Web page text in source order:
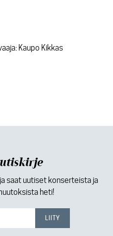
Kaupo Kikkas
saat uutiset konserteista ja
heti!